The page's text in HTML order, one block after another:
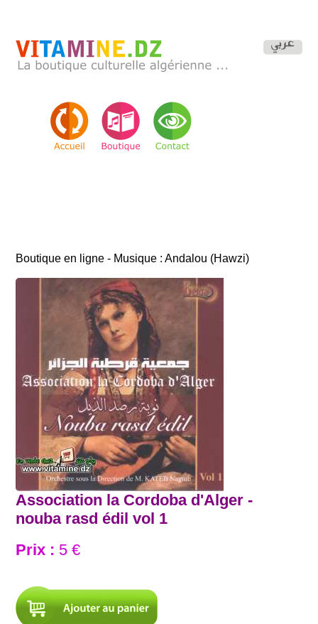
Boutique en ligne - Musique : Andalou (Hawzi)
Association la Cordoba d'Alger -
nouba rasd édil vol 1
Prix : 5 €